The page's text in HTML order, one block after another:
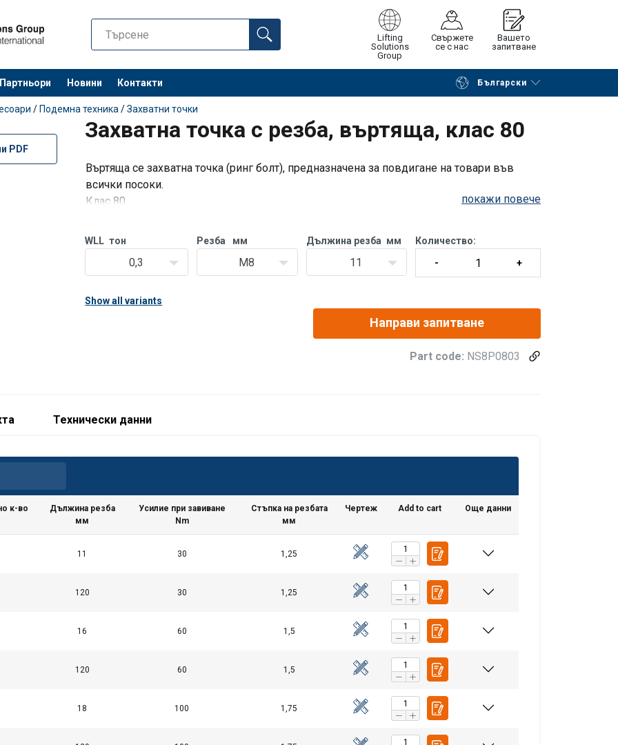
Lifting
Solutions
Group
Свържете
се с нас
Вашето
запитване
Партньори Новини Контакти Български
Останете на страницата Поискайте оферта
/ Подемна техника /Захватни точки
Захватна точка с резба, въртяща, клас 80
PDF
Въртяща се захватна точка (ринг болт), предназначена за повдигане на товари във
всички посоки.
Клас 80.
покажи повече
WLL тон
0,3
Резба мм
M8
Дължина резба мм
11
Количество:
Show all variants
Направи запитване
Part code: NS8P0803
Технически данни
к-во
Дължина резба
мм
Усилие при завиване
Nm
Стъпка на резбата
мм
Чертеж Add to cart Още данни
11 30 1,25
120 30 1,25
16 60 1,5
120 60 1,5
18 100 1,75
WLL (t) WLL (t) WLL (t)